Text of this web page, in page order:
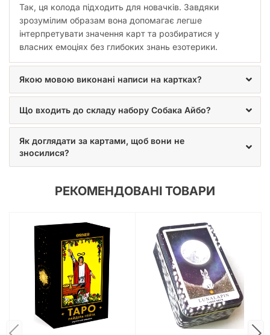
Так, ця колода підходить для новачків. Завдяки
зрозумілим образам вона допомагає легше
інтерпретувати значення карт та розбиратися у
власних емоціях без глибоких знань езотерики.
Якою мовою виконані написи на картках?
Що входить до складу набору Собака Айбо?
Як доглядати за картами, щоб вони не
зносилися?
РЕКОМЕНДОВАНІ ТОВАРИ